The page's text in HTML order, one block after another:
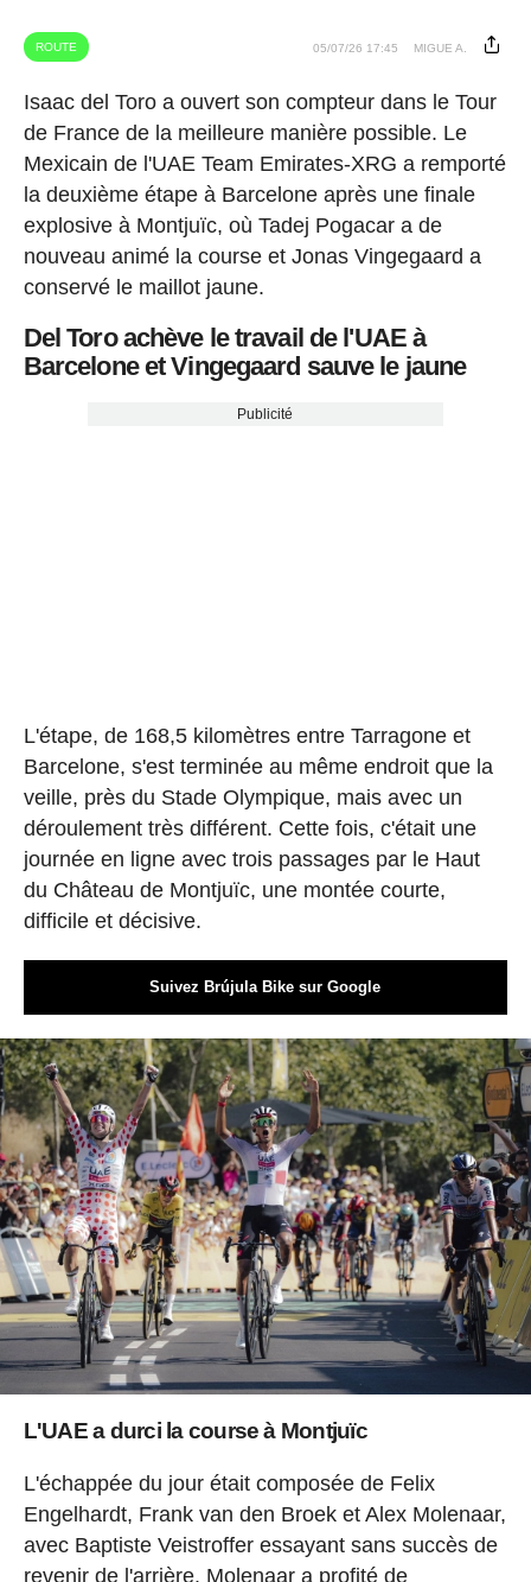
ROUTE 05/07/26 17:45 MIGUE A.
Isaac del Toro a ouvert son compteur dans le Tour
de France de la meilleure manière possible. Le
Mexicain de l'UAE Team Emirates-XRG a remporté
la deuxième étape à Barcelone après une finale
explosive à Montjuïc, où Tadej Pogacar a de
nouveau animé la course et Jonas Vingegaard a
conservé le maillot jaune.
Del Toro achève le travail de l'UAE à
Barcelone et Vingegaard sauve le jaune
Publicité
L'étape, de 168,5 kilomètres entre Tarragone et
Barcelone, s'est terminée au même endroit que la
veille, près du Stade Olympique, mais avec un
déroulement très différent. Cette fois, c'était une
journée en ligne avec trois passages par le Haut
du Château de Montjuïc, une montée courte,
difficile et décisive.
Suivez Brújula Bike sur Google
L'UAE a durci la course à Montjuïc
L'échappée du jour était composée de Felix
Engelhardt, Frank van den Broek et Alex Molenaar,
avec Baptiste Veistroffer essayant sans succès de
revenir de l'arrière. Molenaar a profité de